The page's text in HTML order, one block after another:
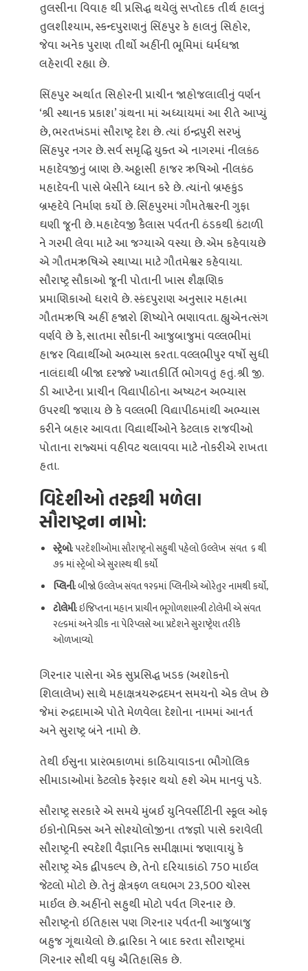
તુલસીના વિવાહ થી પ્રસિદ્ધ થયેલું સપ્તોદક તીર્થ હાલનું
તુલશીશ્યામ, સ્કન્દપુરાણનું સિંહપુર કે હાલનું સિહોર,
જેવા અનેક પુરાણ તીર્થો અહીંની ભૂમિમાં ધર્મધજા
લહેરાવી રહ્યા છે.
સિંહપુર અર્થાત સિહોરની પ્રાચીન જાહોજલાલીનું વર્ણન
‘શ્રી સ્થાનક પ્રકાશ’ ગ્રંથના માં અધ્યાયમાં આ રીતે આપ્યું
છે, ભરતખંડમાં સૌરાષ્ટ્ર દેશ છે. ત્યાં ઇન્દ્રપુરી સરખું
સિંહપુર નગર છે. સર્વ સમૃદ્ધિ યુક્ત એ નાગરમાં નીલકંઠ
મહાદેવજીનું બાણ છે. અઠ્ઠાસી હાજર ઋષિઓ નીલકંઠ
મહાદેવની પાસે બેસીને ધ્યાન કરે છે. ત્યાંનો બ્રમ્હકુંડ
બ્રમ્હદેવે નિર્માણ કર્યો છે. સિંહપુરમાં ગૌમતેશ્વરની ગુફા
ઘણી જૂની છે. મહાદેવજી કૈલાસ પર્વતની ઠંડકથી કંટાળી
ને ગરમી લેવા માટે આ જગ્યાએ વસ્યા છે. એમ કહેવાયછે
એ ગૌતમઋષિએ સ્થાપ્યા માટે ગૌતમેશ્વર કહેવાયા.
સૌરાષ્ટ્ર સૌકાઓ જૂની પોતાની ખાસ શૈક્ષણિક
પ્રમાણિકાઓ ધરાવે છે. સ્કંદપુરાણ અનુસાર મહાત્મા
ગૌતમઋષિ અહીં હજારો શિષ્યોને ભણાવતા. હ્યુએનત્સંગ
વર્ણવે છે કે, સાતમા સૌકાની આજુબાજુમાં વલ્લભીમાં
હાજર વિદ્યાર્થીઓ અભ્યાસ કરતા. વલ્લભીપુર વર્ષો સુધી
નાલંદાથી બીજા દરજ્જે ખ્યાતકીર્તિ ભોગવતું હતું. શ્રી જી.
ડી આપ્ટેના પ્રાચીન વિદ્યાપીઠોના અષ્યટન અભ્યાસ
ઉપરથી જણાય છે કે વલ્લભી વિદ્યાપીઠમાંથી અભ્યાસ
કરીને બહાર આવતા વિદ્યાર્થીઓને કેટલાક રાજવીઓ
પોતાના રાજ્યમાં વહીવટ ચલાવવા માટે નોકરીએ રાખતા
હતા.
વિદેશીઓ તરફથી મળેલા
સૌરાષ્ટ્રના નામો:
સ્ટ્રેબો: પરદેશીઓમા સૌરાષ્ટ્રનો સહુથી પહેલો ઉલ્લેખ સંવત ૬ થી
૭૬ માં સ્ટ્રેબો એ સુરાસ્થ થી કર્યો
પ્લિની: બીજો ઉલ્લેખ સંવત ૧૨૬માં પ્લિનીએ ઓરેતુર નામથી કર્યો,
ટોલેમી: ઇજિપ્તના મહાન પ્રાચીન ભૂગોળશાસ્ત્રી ટોલેમી એ સંવત
૨૯૬માં અને ગ્રીક ના પેરિપ્લસે આ પ્રદેશને સુરાષ્ટ્રેણ તરીકે
ઓળખાવ્યો
ગિરનાર પાસેના એક સુપ્રસિદ્ધ ખડક (અશોકનો
શિલાલેખ) સાથે મહાક્ષત્રયરુદ્રદમન સમયનો એક લેખ છે
જેમાં રુદ્રદામાએ પોતે મેળવેલા દેશોના નામમાં આનર્ત
અને સુરાષ્ટ્ર બંને નામો છે.
તેથી ઈસુના પ્રારંભકાળમાં કાઠિયાવાડના ભૌગોલિક
સીમાડાઓમાં કેટલોક ફેરફાર થયો હશે એમ માનવું પડે.
સૌરાષ્ટ્ર સરકારે એ સમયે મુંબઈ યુનિવર્સીટીની સ્કૂલ ઓફ
ઇકોનોમિક્સ અને સોશ્યોલોજીના તજજ્ઞો પાસે કરાવેલી
સૌરાષ્ટ્રની સ્વદેશી વૈજ્ઞાનિક સમીક્ષામાં જણાવાયું કે
સૌરાષ્ટ્ર એક દ્વીપકલ્પ છે, તેનો દરિયાકાંઠો 750 માઈલ
જેટલો મોટો છે. તેનું ક્ષેત્રફળ લઘભગ 23,500 ચોરસ
માઈલ છે. અહીંનો સહુથી મોટો પર્વત ગિરનાર છે.
સૌરાષ્ટ્રનો ઇતિહાસ પણ ગિરનાર પર્વતની આજુબાજુ
બહુજ ગૂંથાયેલો છે. દ્વારિકા ને બાદ કરતા સૌરાષ્ટ્રમાં
ગિરનાર સૌથી વધુ ઐતિહાસિક છે.